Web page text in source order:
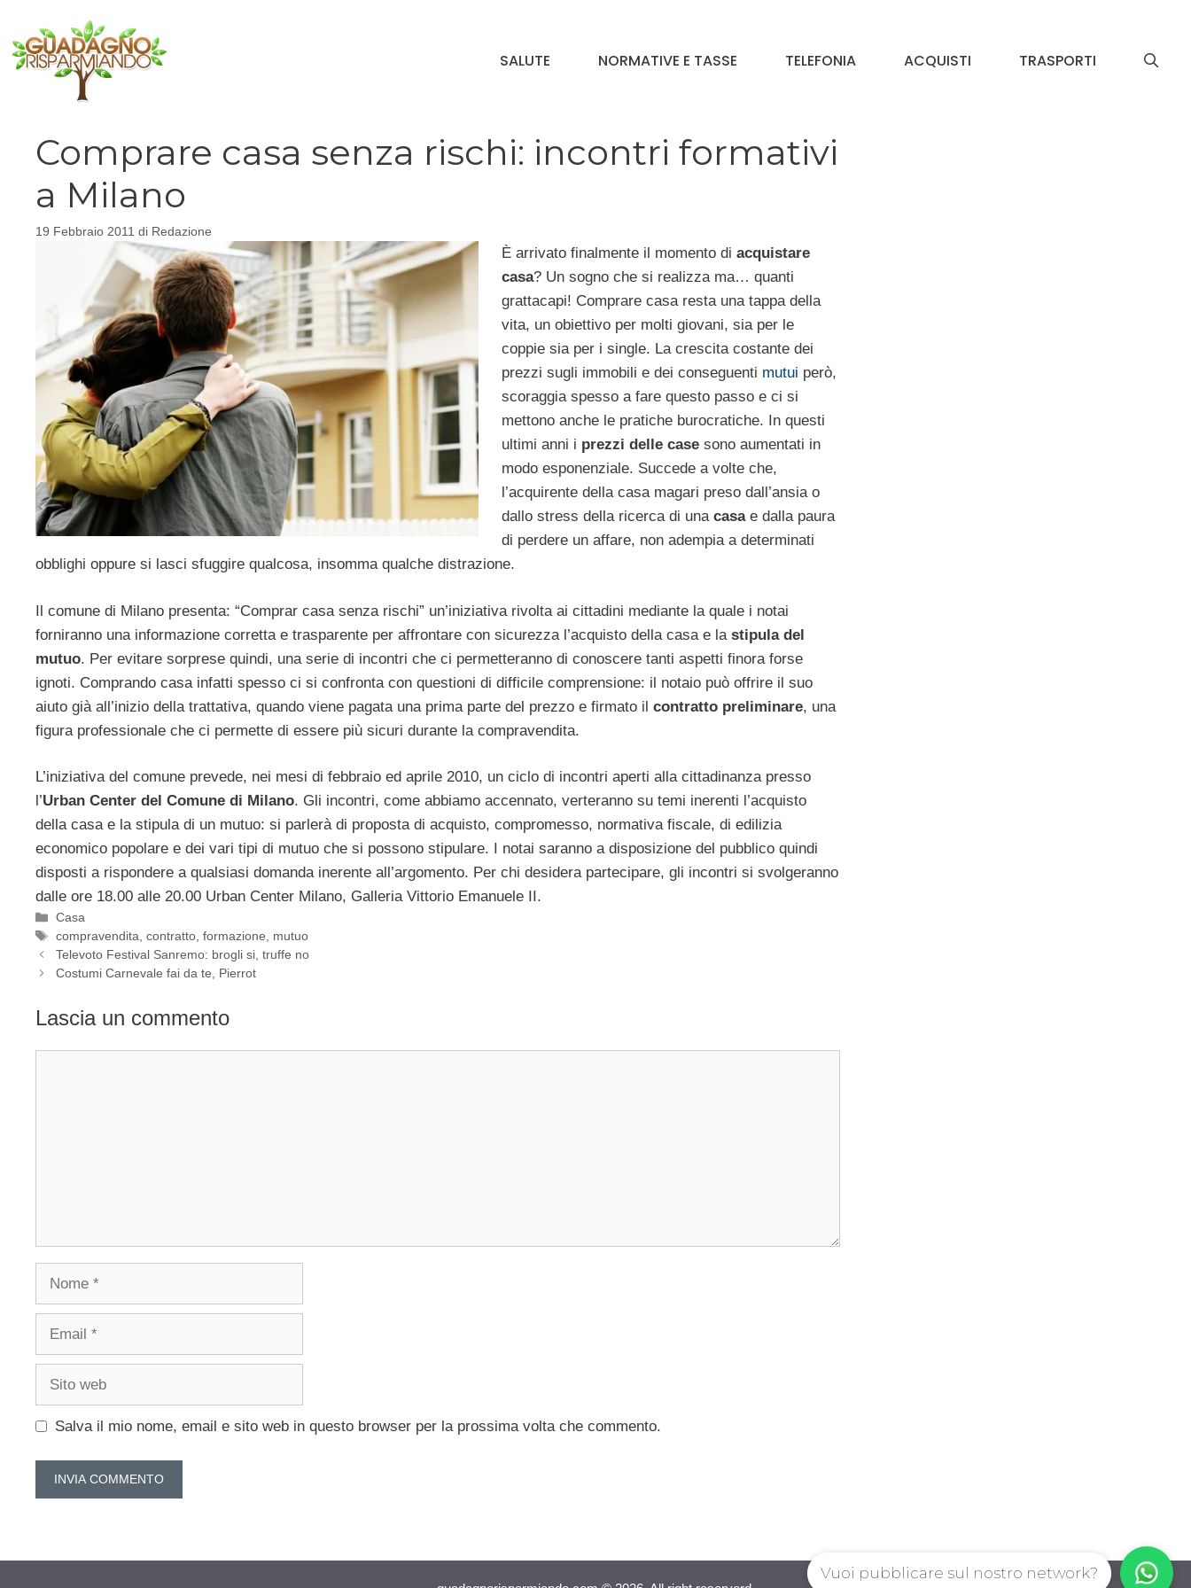
contenuto
SALUTE NORMATIVE E TASSE TELEFONIA ACQUISTI TRASPORTI
Comprare casa senza rischi: incontri formativi
a Milano
19 Febbraio 2011 di Redazione
È arrivato finalmente il momento di acquistare
casa? Un sogno che si realizza ma… quanti
grattacapi! Comprare casa resta una tappa della
vita, un obiettivo per molti giovani, sia per le
coppie sia per i single. La crescita costante dei
prezzi sugli immobili e dei conseguenti mutui però,
scoraggia spesso a fare questo passo e ci si
mettono anche le pratiche burocratiche. In questi
ultimi anni i prezzi delle casesono aumentati in
modo esponenziale. Succede a volte che,
l’acquirente della casa magari preso dall’ansia o
dallo stress della ricerca di una casae dalla paura
di perdere un affare, non adempia a determinati
obblighi oppure si lasci sfuggire qualcosa, insomma qualche distrazione.
Il comune di Milano presenta: “Comprar casa senza rischi” un’iniziativa rivolta ai cittadini mediante la quale i notai
forniranno una informazione corretta e trasparente per affrontare con sicurezza l’acquisto della casa e la stipula del
mutuo. Per evitare sorprese quindi, una serie di incontri che ci permetteranno di conoscere tanti aspetti finora forse
ignoti. Comprando casa infatti spesso ci si confronta con questioni di difficile comprensione: il notaio può offrire il suo
aiuto già all’inizio della trattativa, quando viene pagata una prima parte del prezzo e firmato il contratto preliminare, una
figura professionale che ci permette di essere più sicuri durante la compravendita.
L’iniziativa del comune prevede, nei mesi di febbraio ed aprile 2010, un ciclo di incontri aperti alla cittadinanza presso
l’Urban Center del Comune di Milano. Gli incontri, come abbiamo accennato, verteranno su temi inerenti l’acquisto
della casa e la stipula di un mutuo: si parlerà di proposta di acquisto, compromesso, normativa fiscale, di edilizia
economico popolare e dei vari tipi di mutuo che si possono stipulare. I notai saranno a disposizione del pubblico quindi
disposti a rispondere a qualsiasi domanda inerente all’argomento. Per chi desidera partecipare, gli incontri si svolgeranno
dalle ore 18.00 alle 20.00 Urban Center Milano, Galleria Vittorio Emanuele II.
Categorie
Casa
Tag
compravendita,contratto,formazione, mutuo
Televoto Festival Sanremo: brogli si, truffe no
Costumi Carnevale fai da te, Pierrot
Lascia un commento
Salva il mio nome, email e sito web in questo browser per la prossima volta che commento.
Vuoi pubblicare sul nostro network?